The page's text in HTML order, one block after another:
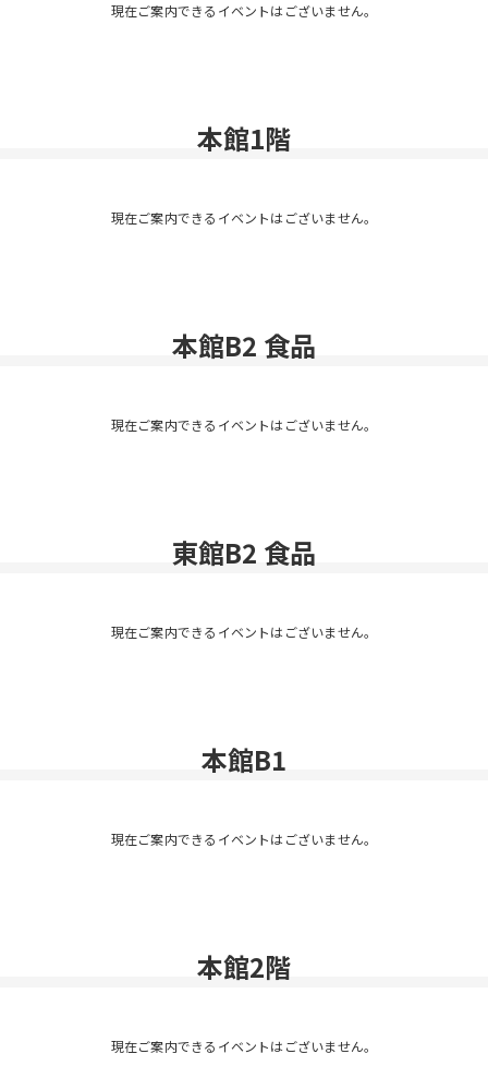
現在ご案内できるイベントはございません。
本館1階
現在ご案内できるイベントはございません。
本館B2 食品
現在ご案内できるイベントはございません。
東館B2 食品
現在ご案内できるイベントはございません。
本館B1
現在ご案内できるイベントはございません。
本館2階
現在ご案内できるイベントはございません。